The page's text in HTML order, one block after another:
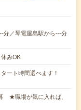
分／琴電屋島駅から---分
みOK
ート時間選べます！
★職場が気に入れば、